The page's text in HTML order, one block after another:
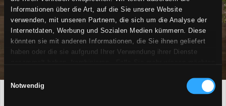
Informationen über die Art, auf die Sie unsere Website
verwenden, mit unseren Partnern, die sich um die Analyse der
Internetdaten, Werbung und Sozialen Medien kümmern. Diese
könnten sie mit anderen Informationen, die Sie ihnen geliefert
haben oder die sie aufgrund Ihrer Verwendung ihrer Dienste
hier klicken
. Die Zustimmung kann durch Klicken auf die
Schaltfläche „Cookies akzeptieren“ gegeben werden. Falls Sie
Notwendig